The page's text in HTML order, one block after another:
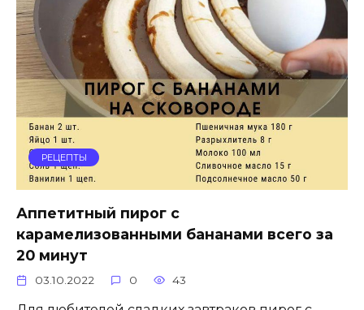
РЕЦЕПТЫ
Аппетитный пирог с
карамелизованными бананами всего за
20 минут
03.10.2022 0 43